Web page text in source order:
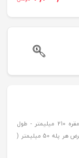
مقره پله ای سایز 50 به مشخصات زیر :ارتفاع مقره 210 میلیمتر - طول
مقره 200 میلیمتر - عرض مقره 350 میلیمتر - عرض هر پله 50 میلیمتر (